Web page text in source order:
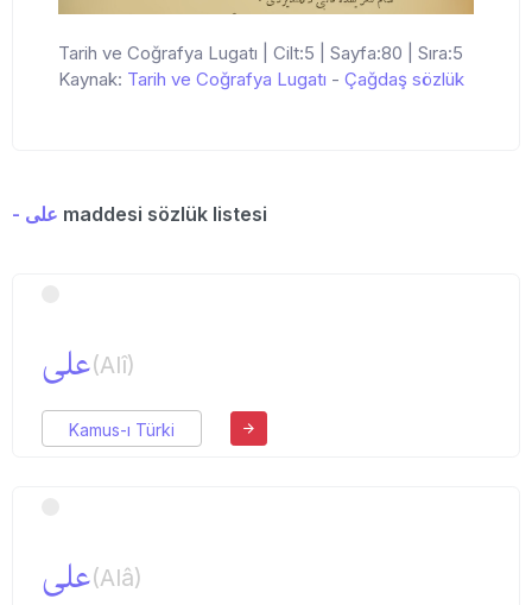
Tarih ve Coğrafya Lugatı | Cilt:5 | Sayfa:80 | Sıra:5
Kaynak: Tarih ve Coğrafya Lugatı - Çağdaş sözlük
- علی maddesi sözlük listesi
علی(Alî)
Kamus-ı Türki
علی(Alâ)